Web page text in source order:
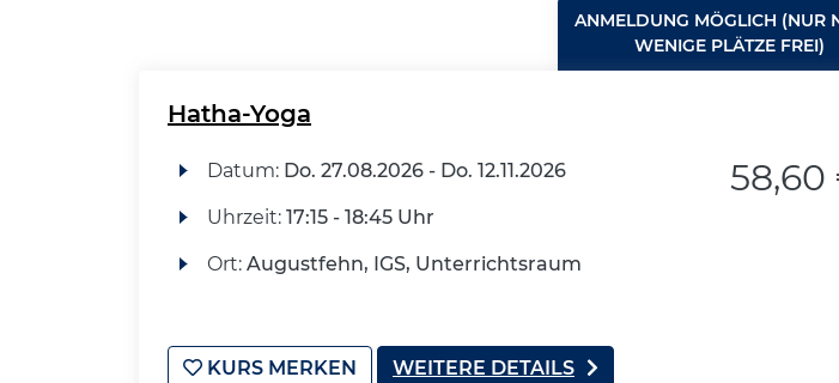
ANMELDUNG MÖGLICH (NUR
WENIGE PLÄTZE FREI)
Hatha-Yoga
Datum: Do. 27.08.2026 - Do. 12.11.2026
Uhrzeit: 17:15 - 18:45 Uhr
Ort: Augustfehn, IGS, Unterrichtsraum
58,60
KURS MERKEN WEITERE DETAILS